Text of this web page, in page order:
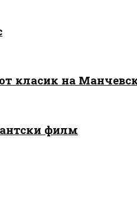
класик на
филм